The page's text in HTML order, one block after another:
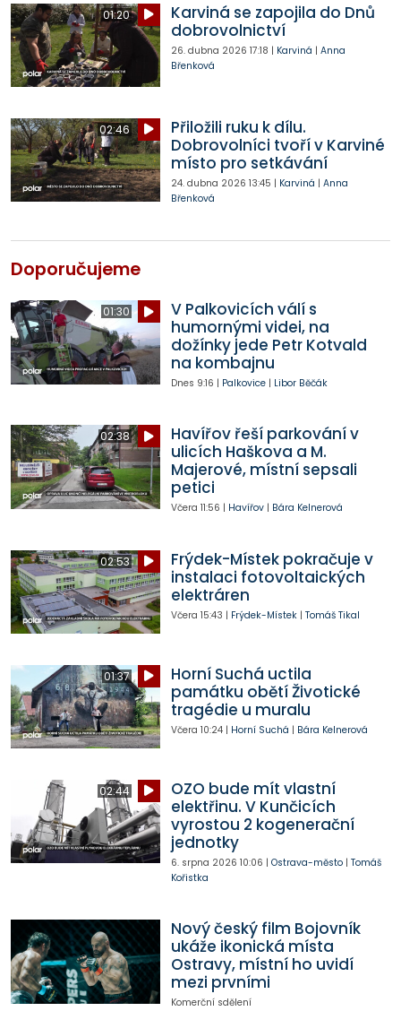
01:20
Karviná se zapojila do Dnů
dobrovolnictví
26. dubna 2026 17:18 | Karviná | Anna
Břenková
02:46
Přiložili ruku k dílu.
Dobrovolníci tvoří v Karviné
místo pro setkávání
24. dubna 2026 13:45 | Karviná | Anna
Břenková
Doporučujeme
01:30
V Palkovicích válí s
humornými videi, na
dožínky jede Petr Kotvald
na kombajnu
Dnes 9:16 | Palkovice| Libor Běčák
02:38
Havířov řeší parkování v
ulicích Haškova a M.
Majerové, místní sepsali
petici
Včera 11:56 | Havířov| Bára Kelnerová
02:53
Frýdek-Místek pokračuje v
instalaci fotovoltaických
elektráren
Včera 15:43 | Frýdek-Místek| Tomáš Tikal
01:37
Horní Suchá uctila
památku obětí Životické
tragédie u muralu
Včera 10:24| Horní Suchá | Bára Kelnerová
02:44
OZO bude mít vlastní
elektřinu. V Kunčicích
vyrostou 2 kogenerační
jednotky
6. srpna 2026 10:06 | Ostrava-město| Tomáš
Kořistka
Nový český film Bojovník
ukáže ikonická místa
Ostravy, místní ho uvidí
mezi prvními
Komerční sdělení